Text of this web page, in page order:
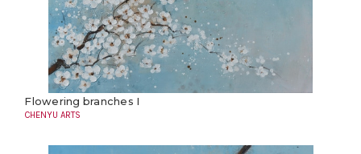
Flowering branches I
CHENYU ARTS